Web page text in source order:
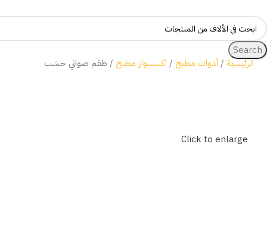
Search
الرئيسية
أدوات مطبخ اكسسوار مطبخ طقم صواني خشب
Click to enlarge